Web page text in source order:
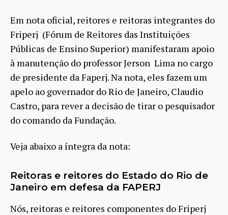
Em nota oficial, reitores e reitoras integrantes do
Friperj (Fórum de Reitores das Instituições
Públicas de Ensino Superior) manifestaram apoio
à manutenção do professor Jerson Lima no cargo
de presidente da Faperj. Na nota, eles fazem um
apelo ao governador do Rio de Janeiro, Claudio
Castro, para rever a decisão de tirar o pesquisador
do comando da Fundação.
Veja abaixo a íntegra da nota:
Reitoras e reitores do Estado do Rio de
Janeiro em defesa da FAPERJ
Nós, reitoras e reitores componentes do Friperj